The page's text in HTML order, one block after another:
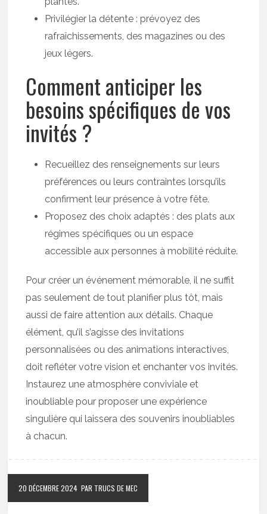
Privilégier la détente : prévoyez des
rafraîchissements, des magazines ou des
jeux légers.
Comment anticiper les
besoins spécifiques de vos
invités ?
Recueillez des renseignements sur leurs
préférences ou leurs contraintes lorsqu’ils
confirment leur présence à votre fête.
Proposez des choix adaptés : des plats aux
régimes spécifiques ou un espace
accessible aux personnes à mobilité réduite.
Pour créer un événement mémorable, il ne suffit
pas seulement de tout planifier plus tôt, mais
aussi de faire attention aux détails. Chaque
élément, qu’il s’agisse des invitations
personnalisées ou des animations interactives,
doit refléter votre vision et enchanter vos invités.
Instaurez une atmosphère conviviale et
inoubliable pour proposer une expérience
singulière qui laissera des souvenirs inoubliables
à chacun.
20 DÉCEMBRE 2024 PAR TRUCS DE MEC